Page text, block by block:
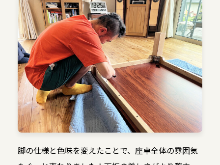
脚の仕様と色味を変えたことで、座卓全体の雰囲気